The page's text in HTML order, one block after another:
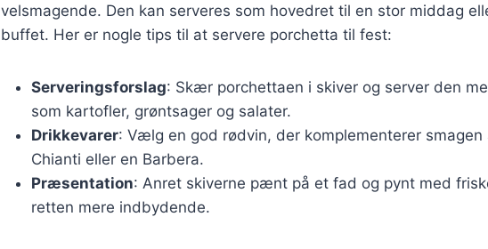
velsmagende. Den kan serveres som hovedret til en stor middag
buffet. Her er nogle tips til at servere porchetta til fest:
Serveringsforslag: Skær porchettaen i skiver og server den
som kartofler, grøntsager og salater.
Drikkevarer: Vælg en god rødvin, der komplementerer
Chianti eller en Barbera.
Præsentation: Anret skiverne pænt på et fad og pynt med
retten mere indbydende.